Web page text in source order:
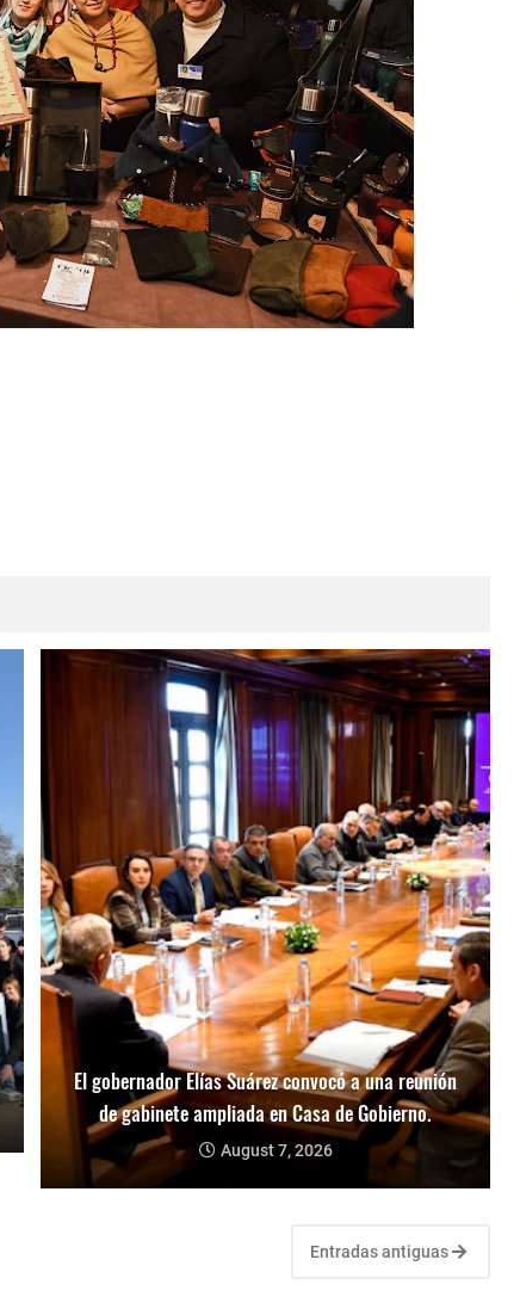
El gobernador Elías Suárez convocó a una reunión
de gabinete ampliada en Casa de Gobierno.
August 7, 2026
Entradas antiguas